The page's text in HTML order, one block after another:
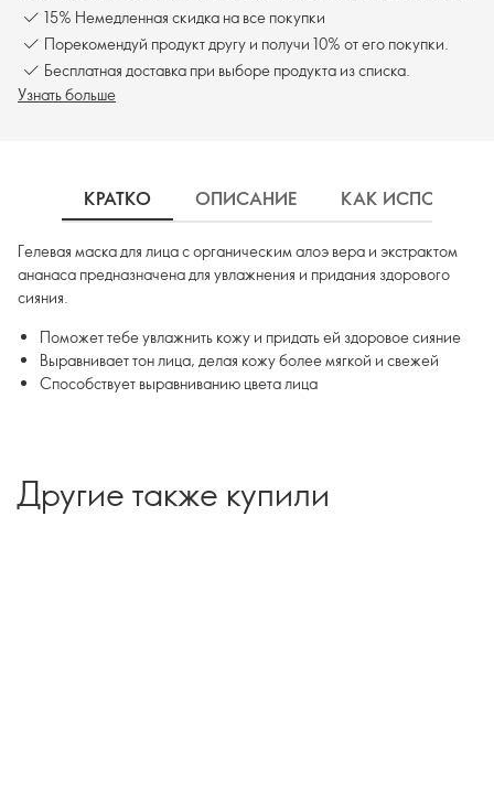
15% Немедленная скидка на все покупки
Порекомендуй продукт другу и получи 10% от его покупки.
Бесплатная доставка при выборе продукта из списка.
Узнать больше
КРАТКО ОПИСАНИЕ КАК
Гелевая маска для лица с органическим алоэ вера и экстрактом
ананаса предназначена для увлажнения и придания здорового
сияния.
Поможет тебе увлажнить кожу и придать ей здоровое сияние
Выравнивает тон лица, делая кожу более мягкой и свежей
Способствует выравниванию цвета лица
Другие также купили